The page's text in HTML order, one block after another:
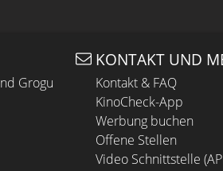
Grogu
KONTAKT UND
Kontakt & FAQ
KinoCheck-App
Werbung buchen
Offene Stellen
Video Schnittstelle